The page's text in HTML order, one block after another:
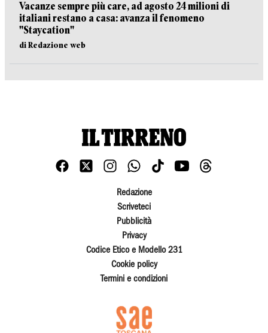
Vacanze sempre più care, ad agosto 24 milioni di
italiani restano a casa: avanza il fenomeno
"Staycation"
di Redazione web
Redazione
Scriveteci
Pubblicità
Privacy
Codice Etico e Modello 231
Cookie policy
Termini e condizioni